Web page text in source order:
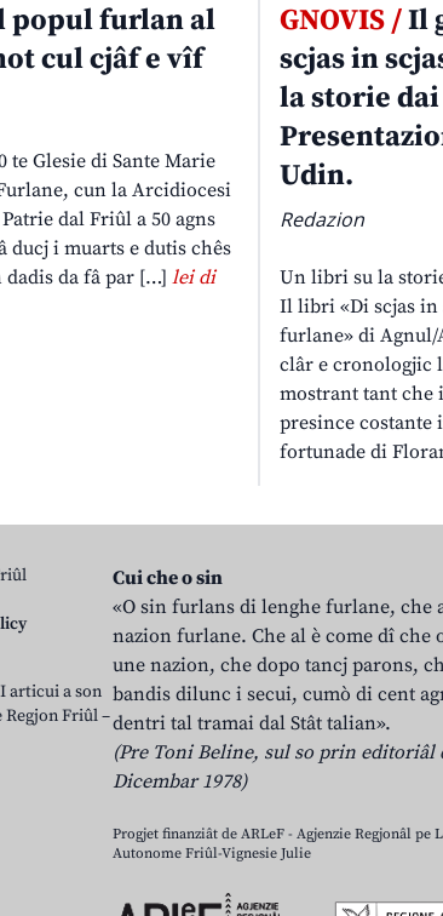
popul furlan al
cul cjâf e vîf
te Glesie di Sante Marie
cun la Arcidiocesi
dal Friûl a 50 agns
i muarts e dutis chês
dadis da fâ par […] lei di
GNOVIS /Il
scjas in
la storie
Udin.
Redazion
Un libri su la
Il libri «Di scjas in
furlane» di Agnul/
clâr e cronologjic
mostrant tant che
presince costante
fortunade di
articui a son
Friûl –
Cui che o sin
«O sin furlans di lenghe furlane, che
nazion furlane. Che al è come dî che
une nazion, che dopo tancj parons,
bandis dilunc i secui, cumò di cent
dentri tal tramai dal Stât talian».
(Pre Toni Beline, sul so prin editoriâl
Dicembar 1978)
Progjet finanziât de ARLeF - Agjenzie Regjonâl pe
Autonome Friûl-Vignesie Julie